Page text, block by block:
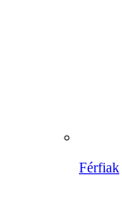
Férfiak